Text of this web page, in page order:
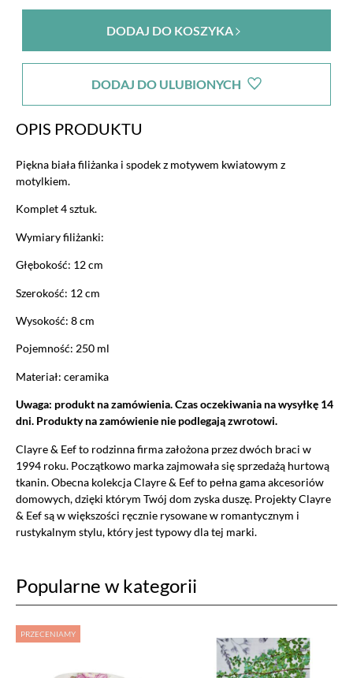
DODAJ DO KOSZYKA
DODAJ DO ULUBIONYCH
OPIS PRODUKTU
Piękna biała filiżanka i spodek z motywem kwiatowym z
motylkiem.
Komplet 4 sztuk.
Wymiary filiżanki:
Głębokość: 12 cm
Szerokość: 12 cm
Wysokość: 8 cm
Pojemność: 250 ml
Materiał: ceramika
Uwaga: produkt na zamówienia. Czas oczekiwania na wysyłkę 14
dni. Produkty na zamówienie nie podlegają zwrotowi.
Clayre & Eef to rodzinna firma założona przez dwóch braci w
1994 roku. Początkowo marka zajmowała się sprzedażą hurtową
tkanin. Obecna kolekcja Clayre & Eef to pełna gama akcesoriów
domowych, dzięki którym Twój dom zyska duszę. Projekty Clayre
& Eef są w większości ręcznie rysowane w romantycznym i
rustykalnym stylu, który jest typowy dla tej marki.
Popularne w kategorii
PRZECENIAMY
Ustawiając poszczególne narzędzia jako włączone, godzisz się, by
informacje przez nie gromadzone były przetwarzane przez